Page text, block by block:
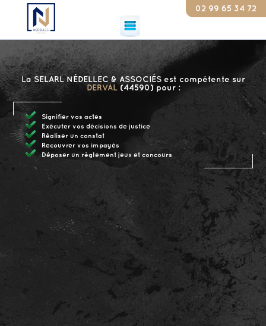
02 99 65 34 72
La SELARL NÉDELLEC & ASSOCIÉS est compétente sur
DERVAL(44590) pour :
Signifier vos actes
Exécuter vos décisions de justice
Réaliser un constat
Recouvrer vos impayés
Déposer un règlement jeux et concours